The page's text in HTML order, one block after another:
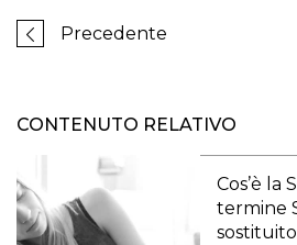
Precedente
CONTENUTO RELATIVO
Cos’è la
termine